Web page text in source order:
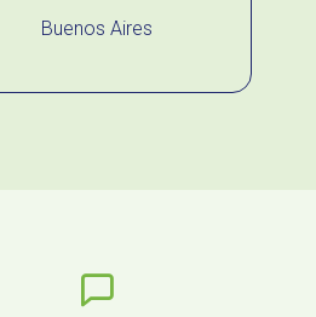
Buenos Aires